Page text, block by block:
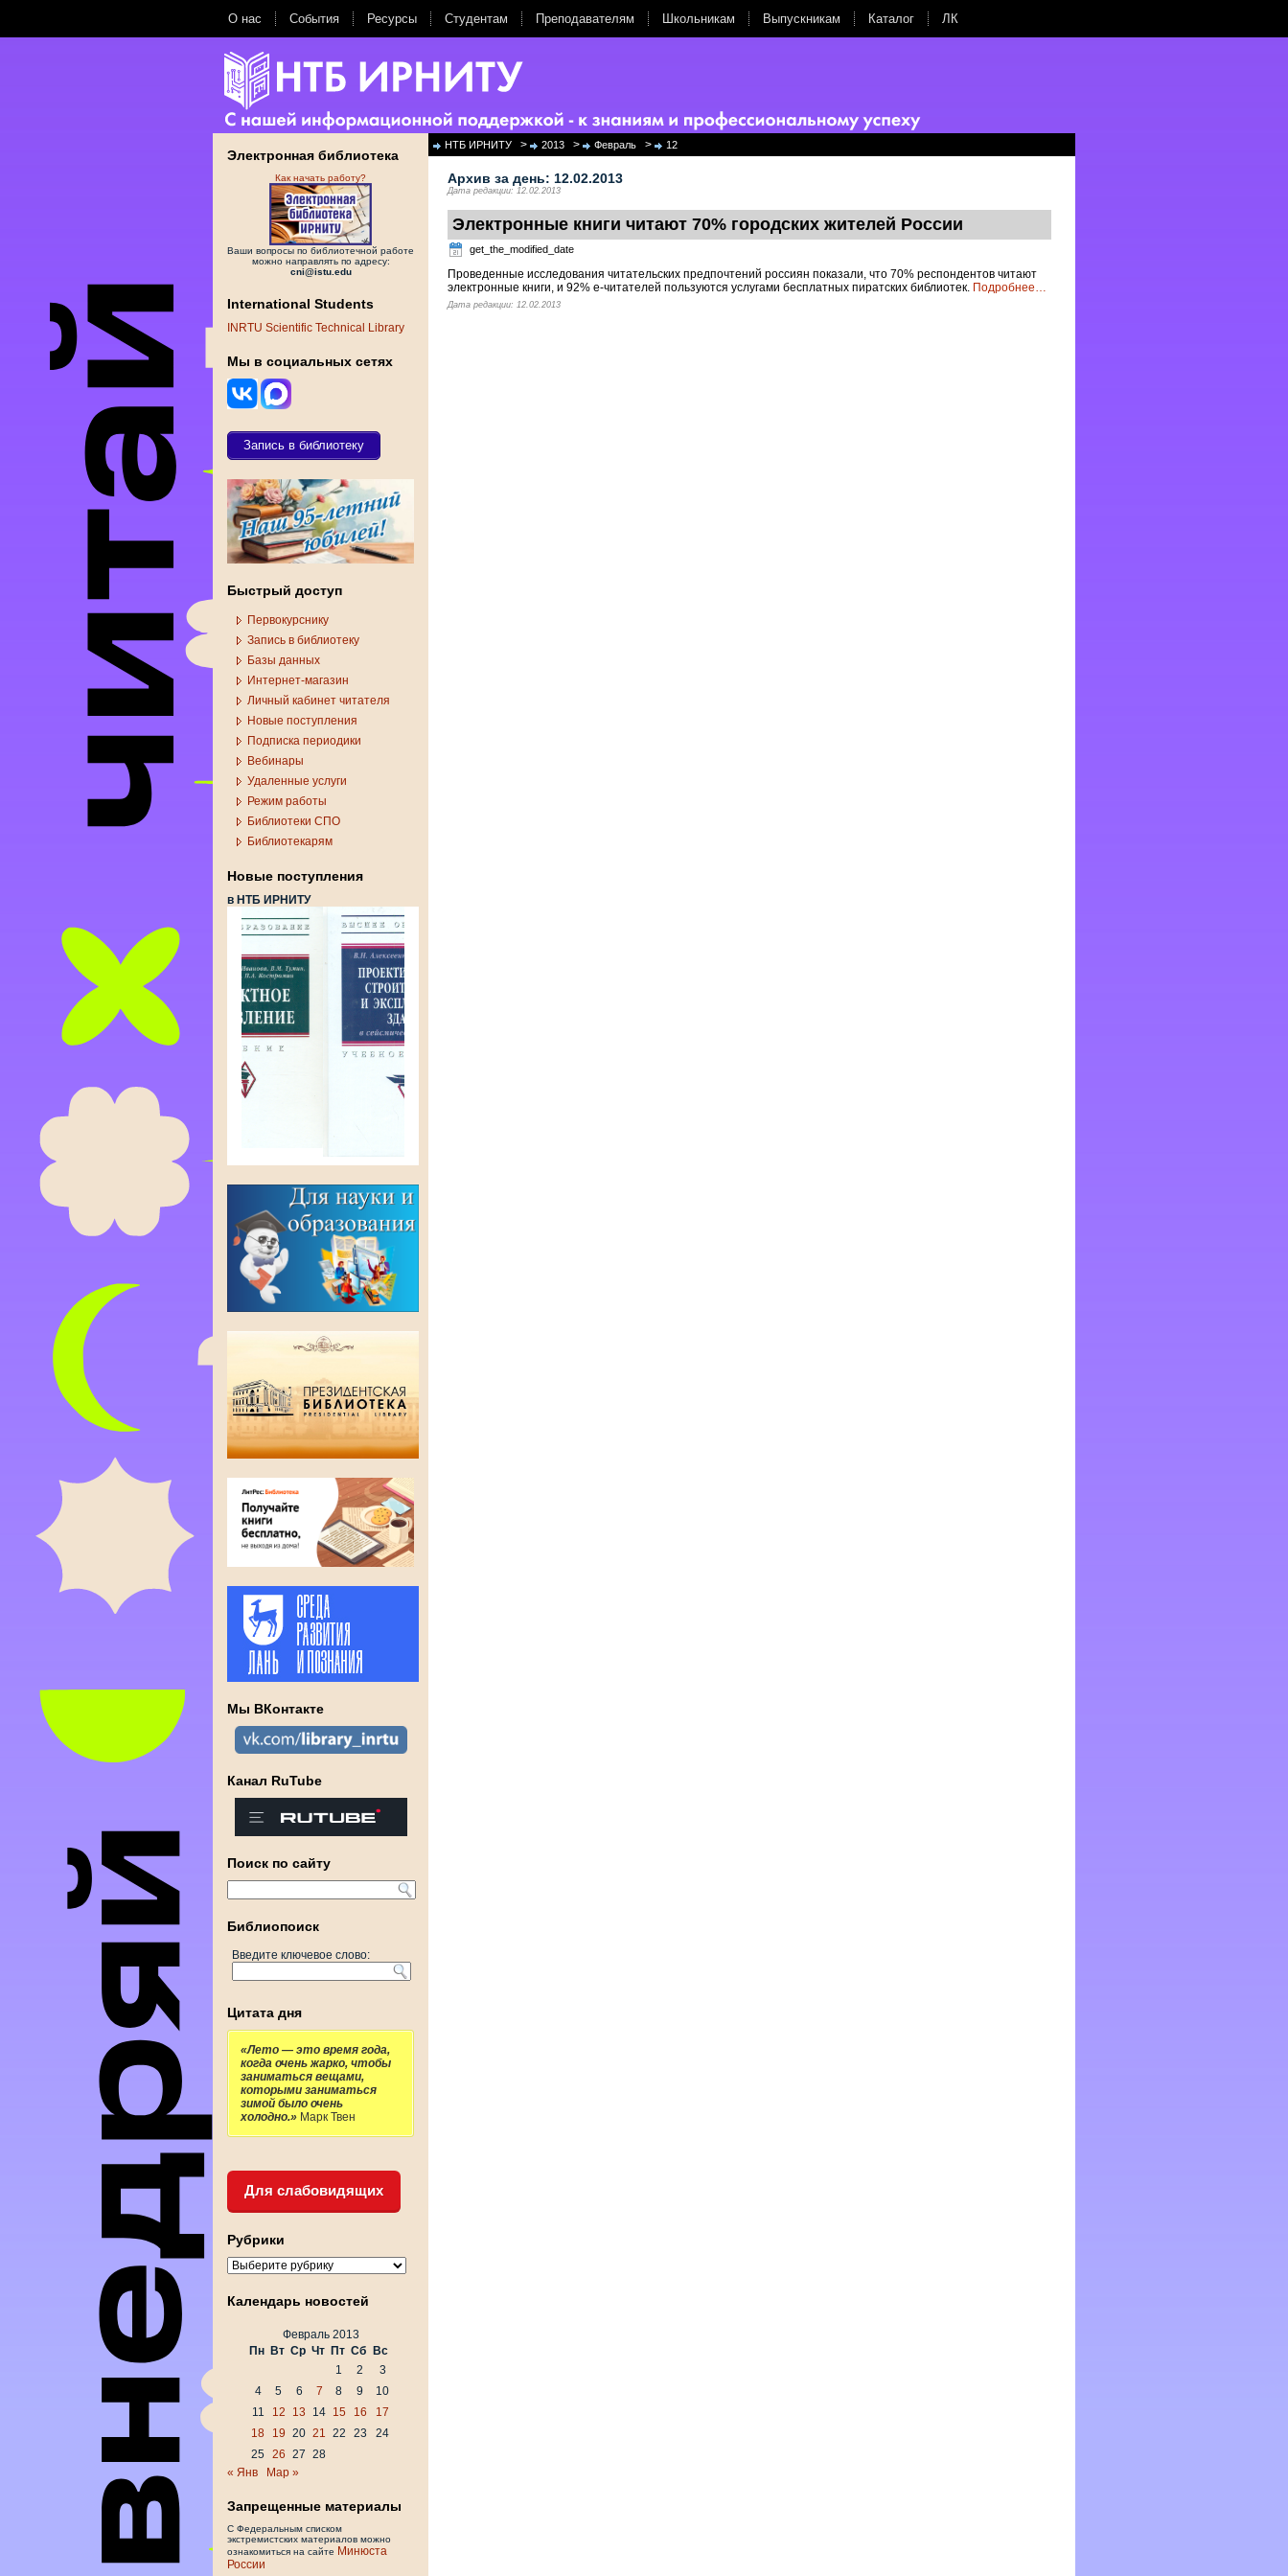
О нас События Ресурсы Студентам Преподавателям Школьникам Выпускникам Каталог ЛК
Электронная библиотека
Как начать работу?
Ваши вопросы по библиотечной работе
можно направлять по адресу:
cni@istu.edu
International Students
INRTU Scientific Technical Library
Мы в социальных сетях
Запись в библиотеку
Быстрый доступ
Первокурснику
Запись в библиотеку
Базы данных
Интернет-магазин
Личный кабинет читателя
Новые поступления
Подписка периодики
Вебинары
Удаленные услуги
Режим работы
Библиотеки СПО
Библиотекарям
Новые поступления
в НТБ ИРНИТУ
Мы ВКонтакте
Канал RuTube
Поиск по сайту
Библиопоиск
Введите ключевое слово:
Цитата дня
«Лето — это время года,
когда очень жарко, чтобы
заниматься вещами,
которыми заниматься
зимой было очень
холодно.» Марк Твен
Для слабовидящих
Рубрики
Рубрики
Календарь новостей
Февраль 2013
Пн Вт Ср Чт Пт Сб
Вс
1
2
3
4
5 6 7 8 9
10
11
12 13 14 15 16
17
18
19 20 21 22 23
24
25 26 27 28
« Янв
Мар »
Запрещенные материалы
С Федеральным списком
экстремистских материалов можно
ознакомиться на сайте Минюста
России
НТБ ИРНИТУ > 2013 > Февраль > 12
Архив за день: 12.02.2013
Дата редакции: 12.02.2013
Электронные книги читают 70% городских жителей России
get_the_modified_date
Проведенные исследования читательских предпочтений россиян показали, что 70% респондентов читают
электронные книги, и 92% е-читателей пользуются услугами бесплатных пиратских библиотек. Подробнее…
Дата редакции: 12.02.2013